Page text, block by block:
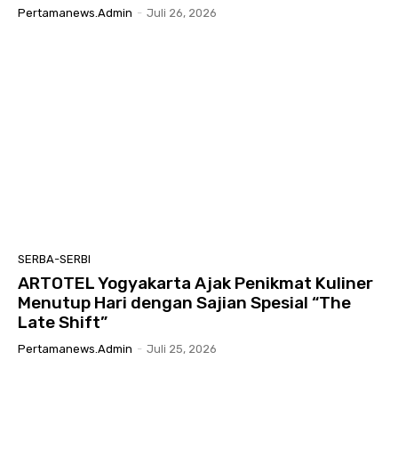
Pertamanews.admin - Juli 26, 2026
SERBA-SERBI
ARTOTEL Yogyakarta Ajak Penikmat Kuliner
Menutup Hari dengan Sajian Spesial “The
Late Shift”
Pertamanews.admin - Juli 25, 2026